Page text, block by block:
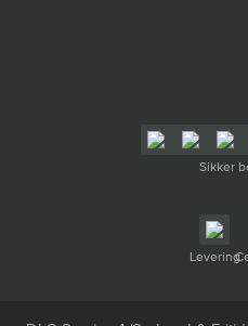
Sikker
Levering